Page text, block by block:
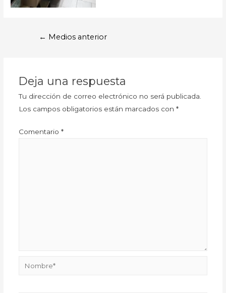
← Medios anterior
Deja una respuesta
Tu dirección de correo electrónico no será publicada.
Los campos obligatorios están marcados con *
Comentario *